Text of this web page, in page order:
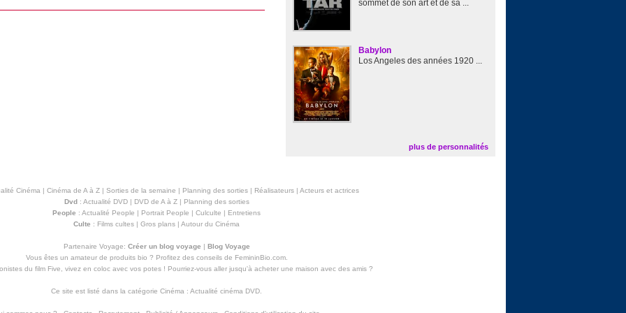
sommet de son art et de sa ...
Babylon
Los Angeles des années 1920 ...
plus de personnalités
Cinéma | Cinéma de A à Z| Sorties de la semaine | Planning des sorties| Réalisateurs| Acteurs et actrices
Dvd: Actualité DVD| DVD de A à Z| Planning des sorties
People : Actualité People | Portrait People | Culculte | Entretiens
Culte : Films cultes | Gros plans | Autour du Cinéma
Partenaire Voyage: Créer un blog voyage | Blog Voyage
Vous êtes un amateur de produits bio ? Profitez des conseils de FemininBio.com.
du film Five, vivez en coloc avec vos potes ! Pourriez-vous aller jusqu'à acheter une maison avec des amis?
Ce site est listé dans la catégorie Cinéma : Actualité cinéma DVD